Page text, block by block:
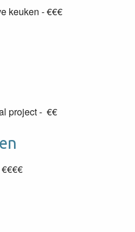
keuken - €€€
project - €€